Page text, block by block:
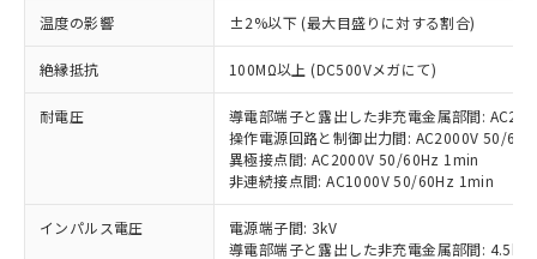
温度の影響 ±2%以下 (最大目盛りに対する割合)
絶縁抵抗 100MΩ以上 (DC500Vメガにて)
耐電圧
導電部端子と露出した非充電金属部間:
操作電源回路と制御出力間: AC2000V 50/
異極接点間: AC2000V 50/60Hz 1min
非連続接点間: AC1000V 50/60Hz 1min
インパルス電圧
電源端子間: 3kV
導電部端子と露出した非充電金属部間: 4.5kV
ご利用条件
以下の条件をお読みいただき、同意のうえ
ご利用ください。
本サービスは、当社制御機器事業取扱
対応済み：EU RoHS指令（10物質）の
非含有に対応した製品が提供可能な商品で
す。
対応予定：EU RoHS指令（10物質）の非含
有に対応した製品に切り替える予定のある
対応予定なし：EU RoHS指令（10物質）の
非含有に非対応の商品で、対応品を出す予
調査・確認中：EU RoHS指令（10物質）の